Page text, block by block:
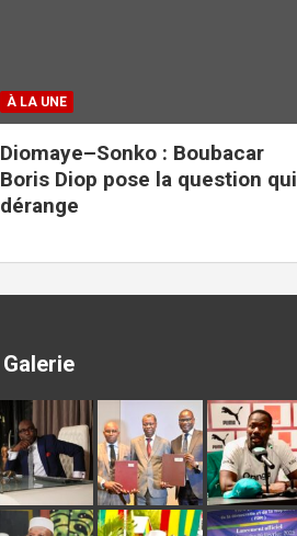
À LA UNE
Diomaye–Sonko : Boubacar
Boris Diop pose la question qui
dérange
Galerie